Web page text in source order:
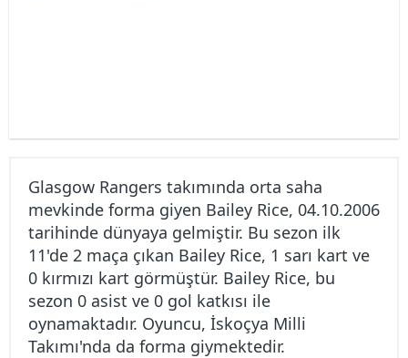
Glasgow Rangers takımında orta saha
mevkinde forma giyen Bailey Rice, 04.10.2006
tarihinde dünyaya gelmiştir. Bu sezon ilk
11'de 2 maça çıkan Bailey Rice, 1 sarı kart ve
0 kırmızı kart görmüştür. Bailey Rice, bu
sezon 0 asist ve 0 gol katkısı ile
oynamaktadır. Oyuncu, İskoçya Milli
Takımı'nda da forma giymektedir.